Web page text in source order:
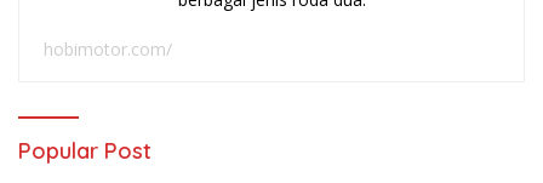
hobimotor.com/
Popular Post